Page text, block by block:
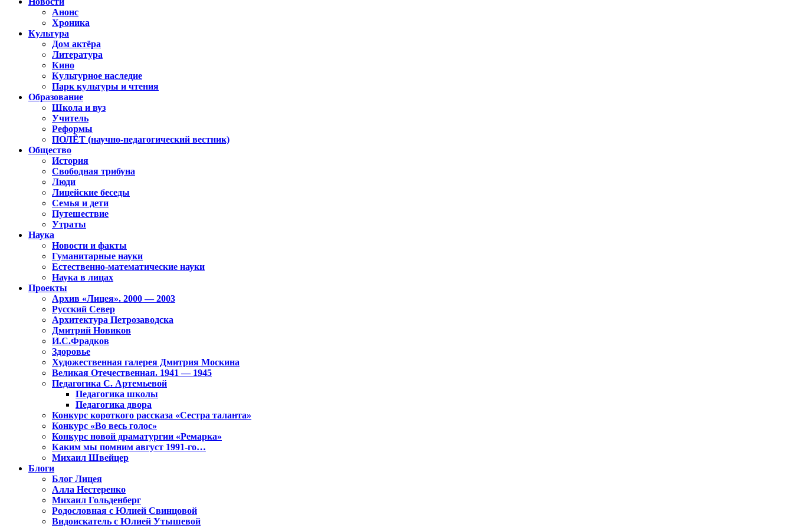
Анонс
Хроника
Культура
Дом актёра
Литература
Кино
Культурное наследие
Парк культуры и чтения
Образование
Школа и вуз
Учитель
Реформы
ПОЛЁТ (научно-педагогический вестник)
Общество
История
Свободная трибуна
Люди
Лицейские беседы
Семья и дети
Путешествие
Утраты
Наука
Новости и факты
Гуманитарные науки
Естественно-математические науки
Наука в лицах
Проекты
Архив «Лицея». 2000 — 2003
Русский Север
Архитектура Петрозаводска
Дмитрий Новиков
И.С.Фрадков
Здоровье
Художественная галерея Дмитрия Москина
Великая Отечественная. 1941 — 1945
Педагогика С. Артемьевой
Педагогика школы
Педагогика двора
Конкурс короткого рассказа «Сестра таланта»
Конкурс «Во весь голос»
Конкурс новой драматургии «Ремарка»
Каким мы помним август 1991-го…
Михаил Швейцер
Блоги
Блог Лицея
Алла Нестеренко
Михаил Гольденберг
Родословная с Юлией Свинцовой
Видоискатель с Юлией Утышевой